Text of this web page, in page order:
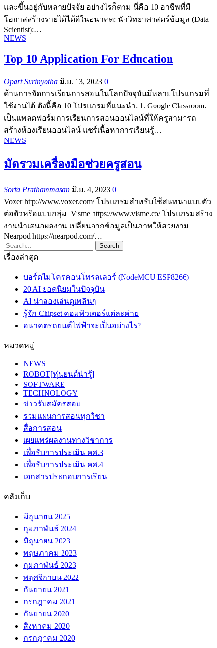
และขึ้นอยู่กับหลายปัจจัย อย่างไรก็ตาม นี่คือ 10 อาชีพที่มี
โอกาสสร้างรายได้ได้ดีในอนาคต: นักวิทยาศาสตร์ข้อมูล (Data
Scientist):…
NEWS
Top 10 Application For Education
Opart Surinyotha มิ.ย. 13, 2023 0
ด้านการจัดการเรียนการสอนในโลกปัจจุบันมีหลายโปรแกรมที่
ใช้งานได้ ดังนี้คือ 10 โปรแกรมที่แนะนำ: 1. Google Classroom:
เป็นแพลตฟอร์มการเรียนการสอนออนไลน์ที่ให้ครูสามารถ
สร้างห้องเรียนออนไลน์ แชร์เนื้อหาการเรียนรู้…
NEWS
มัดรวมเครื่องมือช่วยครูสอน
Sorfa Prathammasan มิ.ย. 4, 2023 0
Voxer http://www.voxer.com/ โปรแกรมสำหรับใช้สนทนาแบบตัว
ต่อตัวหรือแบบกลุ่ม Visme https://www.visme.co/ โปรแกรมสร้าง
งานนำเสนอผลงาน เปลี่ยนจากข้อมูลเป็นภาพให้สวยงาม
Nearpod https://nearpod.com/…
เรื่องล่าสุด
บอร์ดไมโครคอนโทรลเลอร์ (NodeMCU ESP8266)
20 AI ยอดนิยมในปัจจุบัน
AI น่าลองเล่นดูเพลินๆ
รู้จัก Chipset คอมพิวเตอร์แต่ละค่าย
อนาคตรถยนต์ไฟฟ้าจะเป็นอย่างไร?
หมวดหมู่
NEWS
ROBOT[หุ่นยนต์น่ารู้]
SOFTWARE
TECHNOLOGY
ข่าวรับสมัครสอบ
รวมแผนการสอนทุกวิชา
สื่อการสอน
เผยแพร่ผลงานทางวิชาการ
เพื่อรับการประเมิน คศ.3
เพื่อรับการประเมิน คศ.4
เอกสารประกอบการเรียน
คลังเก็บ
มิถุนายน 2025
กุมภาพันธ์ 2024
มิถุนายน 2023
พฤษภาคม 2023
กุมภาพันธ์ 2023
พฤศจิกายน 2022
กันยายน 2021
กรกฎาคม 2021
กันยายน 2020
สิงหาคม 2020
กรกฎาคม 2020